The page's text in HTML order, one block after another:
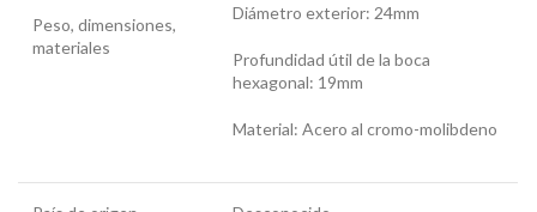
Peso, dimensiones,
materiales
Diámetro exterior: 24mm
Profundidad útil de la boca
hexagonal: 19mm
Material: Acero al cromo-molibdeno